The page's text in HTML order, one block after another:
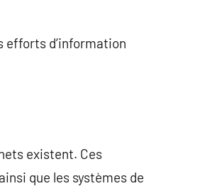
efforts d’information
existent. Ces
que les systèmes de